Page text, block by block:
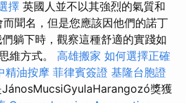
擇 英國人並不以其強烈的氣質和
聞名，但是您應該因他們的諾丁
躺下時，觀察這種舒適的實踐如
維方式。 高雄搬家 如何選擇正確
精油按摩 菲律賓簽證 基隆台胞證
JánosMucsiGyulaHarangozó獎獲